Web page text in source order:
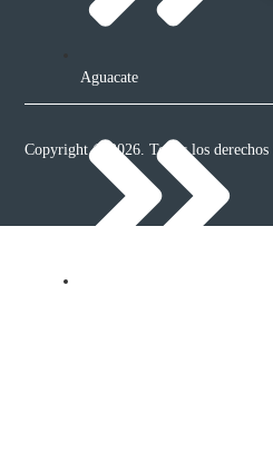
Aguacate
Copyright © 2026. Todos los derechos